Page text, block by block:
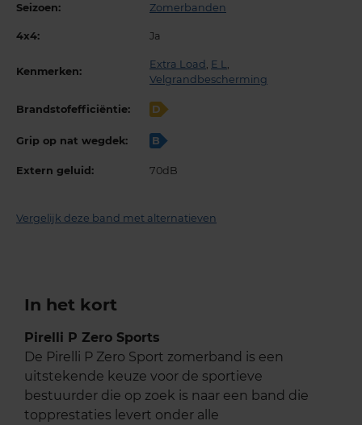
Seizoen: Zomerbanden
4x4: Ja
Kenmerken:
Extra Load E L
Velgrandbescherming
Brandstofefficiëntie: D
Grip op nat wegdek: B
Extern geluid: 70dB
Vergelijk deze band met alternatieven
In het kort
Pirelli P Zero Sports
De Pirelli P Zero Sport zomerband is een
uitstekende keuze voor de sportieve
bestuurder die op zoek is naar een band die
topprestaties levert onder alle